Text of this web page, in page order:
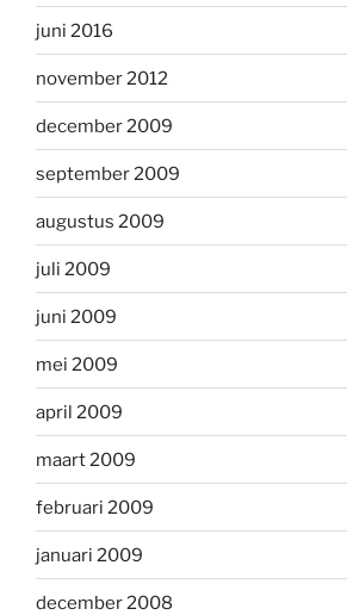
juni 2016
november 2012
december 2009
september 2009
augustus 2009
juli 2009
juni 2009
mei 2009
april 2009
maart 2009
februari 2009
januari 2009
december 2008